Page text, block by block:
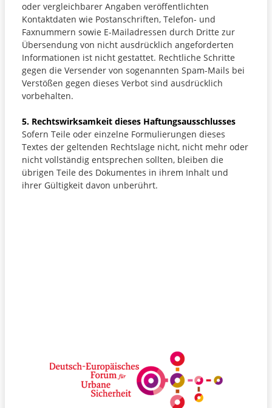
oder vergleichbarer Angaben veröffentlichten
Kontaktdaten wie Postanschriften, Telefon- und
Faxnummern sowie E-Mailadressen durch Dritte zur
Übersendung von nicht ausdrücklich angeforderten
Informationen ist nicht gestattet. Rechtliche Schritte
gegen die Versender von sogenannten Spam-Mails bei
Verstößen gegen dieses Verbot sind ausdrücklich
vorbehalten.
5. Rechtswirksamkeit dieses Haftungsausschlusses
Sofern Teile oder einzelne Formulierungen dieses
Textes der geltenden Rechtslage nicht, nicht mehr oder
nicht vollständig entsprechen sollten, bleiben die
übrigen Teile des Dokumentes in ihrem Inhalt und
ihrer Gültigkeit davon unberührt.